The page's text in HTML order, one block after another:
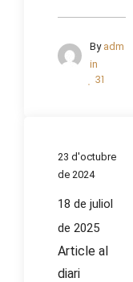
By adm
in
31
23 d'octubre
de 2024
18 de juliol
de 2025
Article al
diari